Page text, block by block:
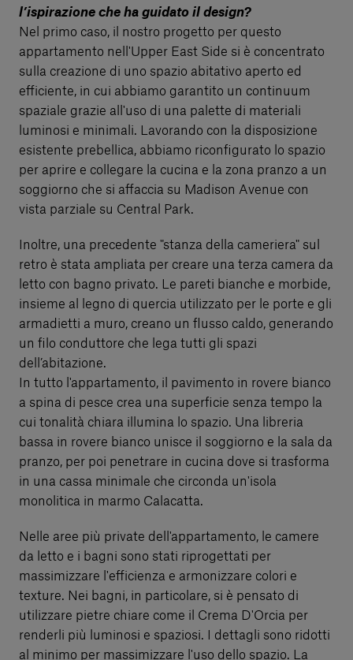
l’ispirazione che ha guidato il design?
Nel primo caso, il nostro progetto per questo
appartamento nell'Upper East Side si è concentrato
sulla creazione di uno spazio abitativo aperto ed
efficiente, in cui abbiamo garantito un continuum
spaziale grazie all'uso di una palette di materiali
luminosi e minimali. Lavorando con la disposizione
esistente prebellica, abbiamo riconfigurato lo spazio
per aprire e collegare la cucina e la zona pranzo a un
soggiorno che si affaccia su Madison Avenue con
vista parziale su Central Park.
Inoltre, una precedente "stanza della cameriera" sul
retro è stata ampliata per creare una terza camera da
letto con bagno privato. Le pareti bianche e morbide,
insieme al legno di quercia utilizzato per le porte e gli
armadietti a muro, creano un flusso caldo, generando
un filo conduttore che lega tutti gli spazi
dell’abitazione.
In tutto l'appartamento, il pavimento in rovere bianco
a spina di pesce crea una superficie senza tempo la
cui tonalità chiara illumina lo spazio. Una libreria
bassa in rovere bianco unisce il soggiorno e la sala da
pranzo, per poi penetrare in cucina dove si trasforma
in una cassa minimale che circonda un'isola
monolitica in marmo Calacatta.
Nelle aree più private dell'appartamento, le camere
da letto e i bagni sono stati riprogettati per
massimizzare l'efficienza e armonizzare colori e
texture. Nei bagni, in particolare, si è pensato di
utilizzare pietre chiare come il Crema D'Orcia per
renderli più luminosi e spaziosi. I dettagli sono ridotti
al minimo per massimizzare l'uso dello spazio. La